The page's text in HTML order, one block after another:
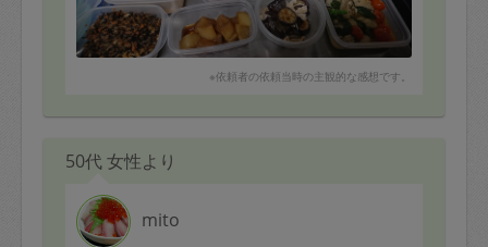
を作って頂きました。お野菜おおめのメニューで助かり
ます。コールスローは子供も大人ツナコーンいりでお気
に入りです。チーズタッカルビ、なすのマリネも初めて
でしたがとても美味しかったです。またよろしくお願い
※依頼者の依頼当時の主観的な感想です。
50代 女性より
mito